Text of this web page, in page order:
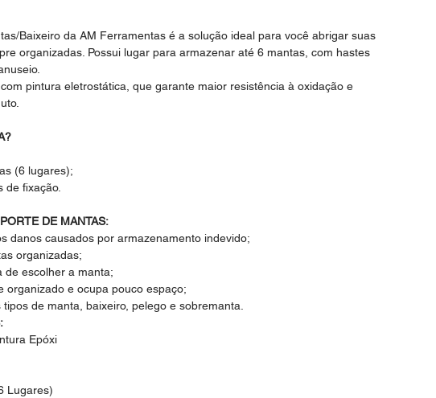
Baixeiro da AM Ferramentas é a solução ideal para você abrigar suas
organizadas. Possui lugar para armazenar até 6 mantas, com hastes
pintura eletrostática, que garante maior resistência à oxidação e
(6 lugares);
de fixação.
DE MANTAS:
danos causados por armazenamento indevido;
organizadas;
de escolher a manta;
organizado e ocupa pouco espaço;
de manta, baixeiro, pelego e sobremanta.
Epóxi
Lugares)